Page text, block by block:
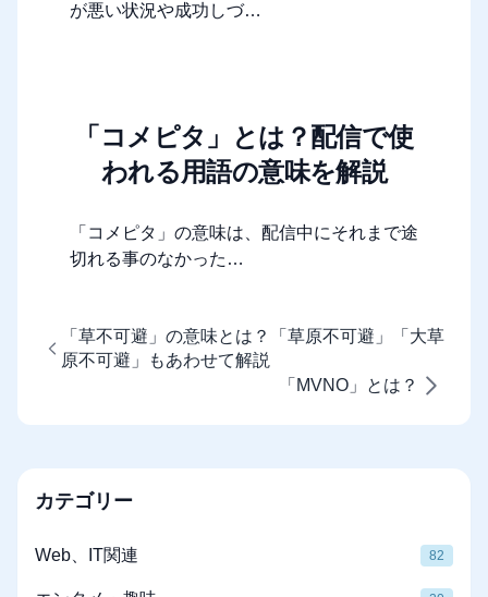
が悪い状況や成功しづ…
「コメピタ」とは？配信で使
われる用語の意味を解説
「コメピタ」の意味は、配信中にそれまで途
切れる事のなかった…
「草不可避」の意味とは？「草原不可避」「大草
原不可避」もあわせて解説
「MVNO」とは？
カテゴリー
Web、IT関連 82